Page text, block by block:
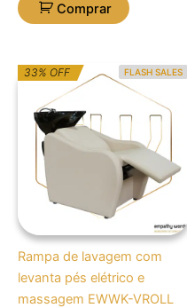
Comprar
FLASH SALES
33% OFF
Rampa de lavagem com
levanta pés elétrico e
massagem EWWK-VROLL
O
preço
era:
2.942,78€.
O
preço
é:
1.965,00€.